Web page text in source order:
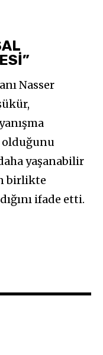
Nasser
olduğunu
yaşanabilir
birlikte
ifade etti.